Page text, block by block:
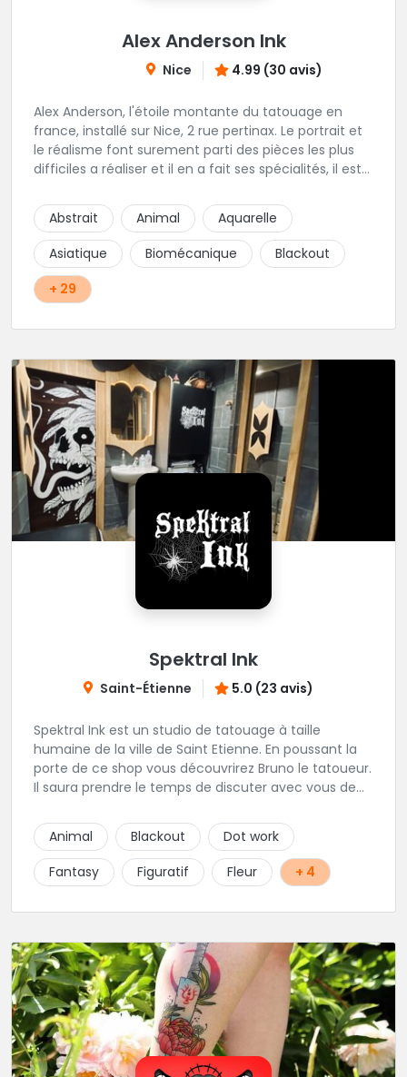
Alex Anderson Ink
Nice 4.99 (30 avis)
Alex Anderson, l'étoile montante du tatouage en
france, installé sur Nice, 2 rue pertinax. Le portrait et
le réalisme font surement parti des pièces les plus
difficiles a réaliser et il en a fait ses spécialités, il est
religieux ou du chicanos. Romain son frère sera vous
combler par sa finesse pour des pièces comme le
mandala, l'ornemental ou la calligraphie pour le
bonheur des futurs tatoués. Il y a aussi Léa, Maureen,
Fat, Tom, Sento, Lily, des artistes hors normes. Il n'y a
qu'à regarder les pièces sélectionnées ici pour
Abstrait Animal
Aquarelle
Asiatique
Biomécanique
Blackout
+ 29
Spektral Ink
Saint-Étienne 5.0 (23 avis)
Spektral Ink est un studio de tatouage à taille
humaine de la ville de Saint Etienne. En poussant la
porte de ce shop vous découvrirez Bruno le tatoueur.
Il saura prendre le temps de discuter avec vous de
un message ou à l'appeler.
Animal Blackout
Dot work
Fantasy
Figuratif Fleur + 4